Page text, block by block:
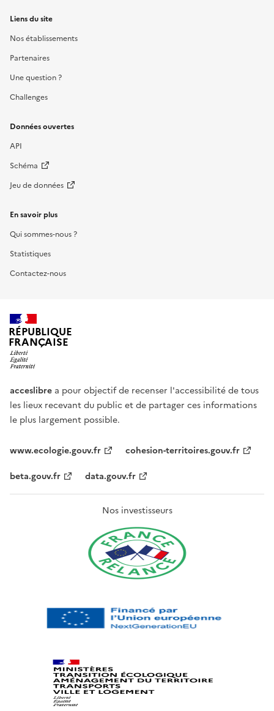
Liens du site
Nos établissements
Partenaires
Une question ?
Challenges
Données ouvertes
API
Schéma
Jeu de données
En savoir plus
Qui sommes-nous ?
Statistiques
Contactez-nous
RÉPUBLIQUE
FRANÇAISE
acceslibre a pour objectif de recenser l'accessibilité de tous
les lieux recevant du public et de partager ces informations
le plus largement possible.
www.ecologie.gouv.fr
cohesion-territoires.gouv.fr
beta.gouv.fr
data.gouv.fr
Nos investisseurs